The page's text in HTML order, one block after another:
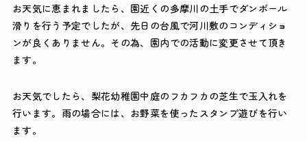
お天気に恵まれましたら、園近くの多摩川の土手でダンボール
滑りを行う予定でしたが、先日の台風で河川敷のコンディショ
ンが良くありません。その為、園内での活動に変更させて頂き
ます。
お天気でしたら、梨花幼稚園中庭のフカフカの芝生で玉入れを
行います。雨の場合には、お野菜を使ったスタンプ遊びを行い
ます。